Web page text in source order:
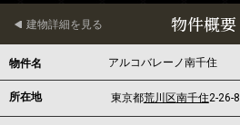
物件概要
建物詳細を見る
物件名 アルコバレーノ南千住
所在地 東京都荒川区南千住2-26-8